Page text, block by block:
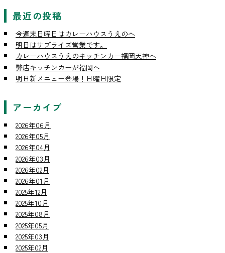
最近の投稿
今週末日曜日はカレーハウスうえのへ
明日はサプライズ営業です。
カレーハウスうえのキッチンカー福岡天神へ
弊店キッチンカーが福岡へ
明日新メニュー登場！日曜日限定
アーカイブ
2026年06月
2026年05月
2026年04月
2026年03月
2026年02月
2026年01月
2025年12月
2025年10月
2025年08月
2025年05月
2025年03月
2025年02月